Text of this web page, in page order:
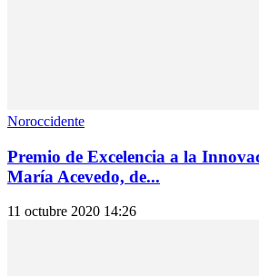
Noroccidente
Premio de Excelencia a la
María Acevedo, de...
11 octubre 2020 14:26